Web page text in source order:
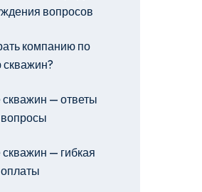
вопросов
компанию по
— ответы
— гибкая